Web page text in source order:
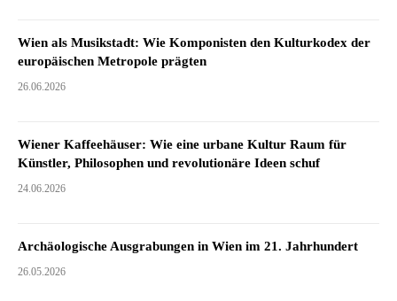
Wien als Musikstadt: Wie Komponisten den Kulturkodex der
europäischen Metropole prägten
26.06.2026
Wiener Kaffeehäuser: Wie eine urbane Kultur Raum für
Künstler, Philosophen und revolutionäre Ideen schuf
24.06.2026
Archäologische Ausgrabungen in Wien im 21. Jahrhundert
26.05.2026